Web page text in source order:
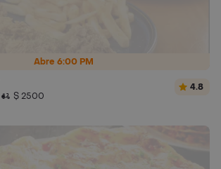
Abre 6:00 PM
$ 2500
4.8